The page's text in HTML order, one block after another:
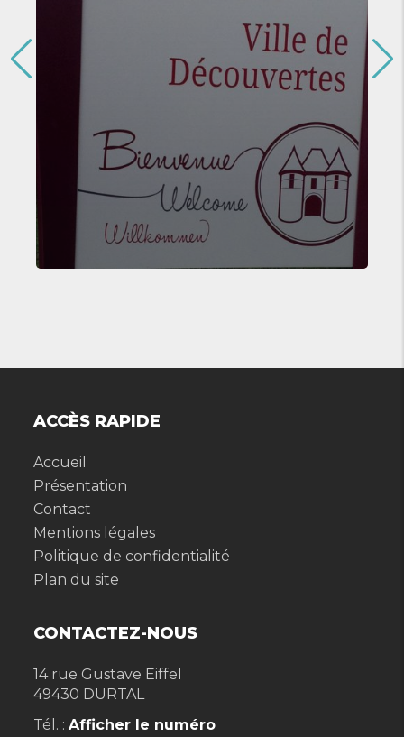
ACCÈS RAPIDE
Accueil
Présentation
Contact
Mentions légales
Politique de confidentialité
Plan du site
CONTACTEZ-NOUS
14 rue Gustave Eiffel
49430 DURTAL
Tél. :Afficher le numéro